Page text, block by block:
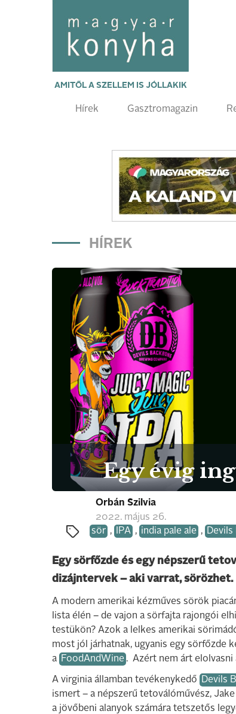
AMITŐL A SZELLEM IS JÓLLAKIK
Hírek Gasztromagazin
HÍREK
Egy évig
Orbán Szilvia
2022. május 26.
sör , IPA , india pale ale ,
Egy sörfőzde és egy népszerű
dizájntervek – aki varrat, sörözhet.
A modern amerikai kézműves sörök
lista élén – de vajon a sörfajta rajongói
testükön? Azok a lelkes amerikai
most jól járhatnak, ugyanis egy sörfőzde
a FoodAndWine . Azért nem árt elolvasni
A virginia államban tevékenykedő Devils
ismert – a népszerű tetoválóművész,
a jövőbeni alanyok számára tetszetős